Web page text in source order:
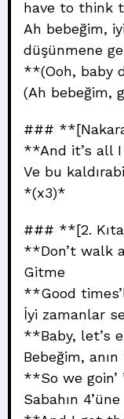
have to think
Ah bebeğim,
düşünmene
**(Ooh, baby
(Ah bebeğim,
###
**And it’s all
Ve bu
*(x3)*
### **[2.
**Don’t walk
Gitme
**Good
İyi zamanlar
**Baby, let’s
Bebeğim, anın
**So we
Sabahın